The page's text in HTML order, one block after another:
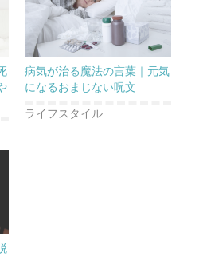
病気が治る魔法の言葉｜元気
になるおまじない呪文
ライフスタイル